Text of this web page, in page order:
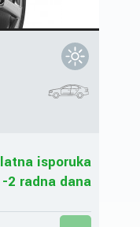
isporuka
2 radna dana